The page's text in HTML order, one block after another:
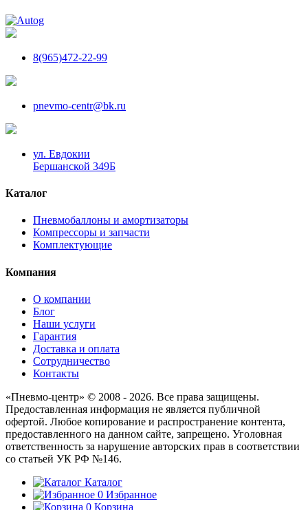
8(965)472-22-99
pnevmo-centr@bk.ru
ул. Евдокии
Бершанской 349Б
Каталог
Пневмобаллоны и амортизаторы
Компрессоры и запчасти
Комплектующие
Компания
О компании
Блог
Наши услуги
Гарантия
Доставка и оплата
Сотрудничество
Контакты
«Пневмо-центр» © 2008 - 2026. Все права защищены.
Предоставленная информация не является публичной
офертой. Любое копирование и распространение контента,
предоставленного на данном сайте, запрещено. Уголовная
ответственность за нарушение авторских прав в соответствии
со статьей УК РФ №146.
Каталог
0 Избранное
0 Корзина